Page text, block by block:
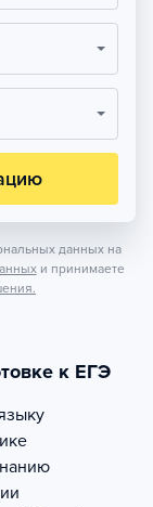
данных на
и принимаете
к ЕГЭ